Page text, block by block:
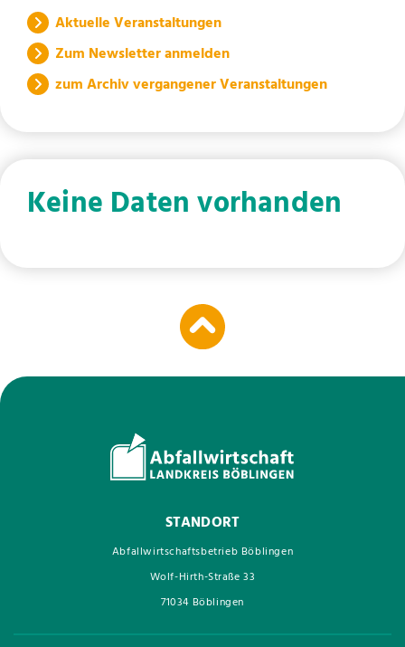
Aktuelle Veranstaltungen
Zum Newsletter anmelden
zum Archiv vergangener Veranstaltungen
Keine Daten vorhanden
STANDORT
Abfallwirtschaftsbetrieb Böblingen
Wolf-Hirth-Straße 33
71034 Böblingen